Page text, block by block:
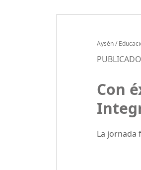
Aysén/
Con
La jornada